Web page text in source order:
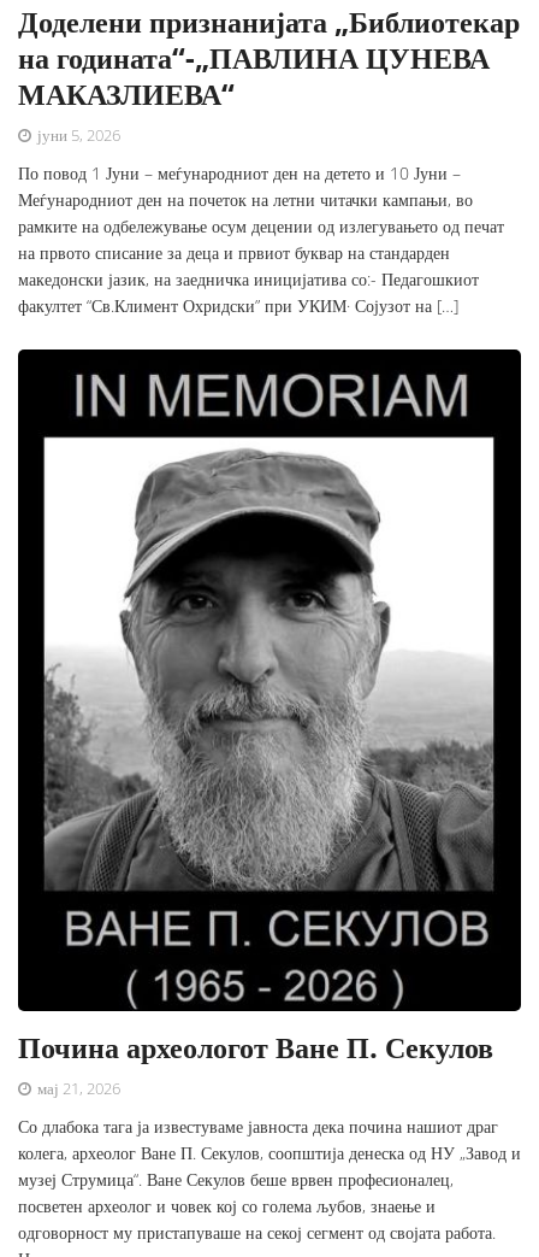
Доделени признанијата „Библиотекар
на годината“-„ПАВЛИНА ЦУНЕВА
МАКАЗЛИЕВА“
јуни 5, 2026
По повод 1 Јуни – меѓународниот ден на детето и 10 Јуни –
Меѓународниот ден на почеток на летни читачки кампањи, во
рамките на одбележување осум децении од излегувањето од печат
на првото списание за деца и првиот буквар на стандарден
македонски јазик, на заедничка иницијатива со:- Педагошкиот
факултет “Св.Климент Охридски” при УКИМ· Сојузот на […]
Почина археологот Ване П. Секулов
мај 21, 2026
Со длабока тага ја известуваме јавноста дека почина нашиот драг
колега, археолог Ване П. Секулов, соопштија денеска од НУ „Завод и
музеј Струмица“. Ване Секулов беше врвен професионалец,
посветен археолог и човек кој со голема љубов, знаење и
одговорност му пристапуваше на секој сегмент од својата работа.